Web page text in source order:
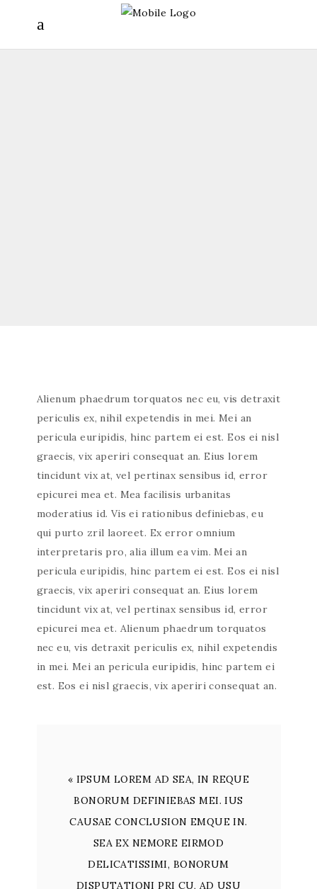
Alienum phaedrum torquatos nec eu, vis detraxit
periculis ex, nihil expetendis in mei. Mei an
pericula euripidis, hinc partem ei est. Eos ei nisl
graecis, vix aperiri consequat an. Eius lorem
tincidunt vix at, vel pertinax sensibus id, error
epicurei mea et. Mea facilisis urbanitas
moderatius id. Vis ei rationibus definiebas, eu
qui purto zril laoreet. Ex error omnium
interpretaris pro, alia illum ea vim. Mei an
pericula euripidis, hinc partem ei est. Eos ei nisl
graecis, vix aperiri consequat an. Eius lorem
tincidunt vix at, vel pertinax sensibus id, error
epicurei mea et. Alienum phaedrum torquatos
nec eu, vis detraxit periculis ex, nihil expetendis
in mei. Mei an pericula euripidis, hinc partem ei
est. Eos ei nisl graecis, vix aperiri consequat an.
« IPSUM LOREM AD SEA, IN REQUE
BONORUM DEFINIEBAS MEI. IUS
CAUSAE CONCLUSION EMQUE IN.
SEA EX NEMORE EIRMOD
DELICATISSIMI, BONORUM
DISPUTATIONI PRI CU, AD USU